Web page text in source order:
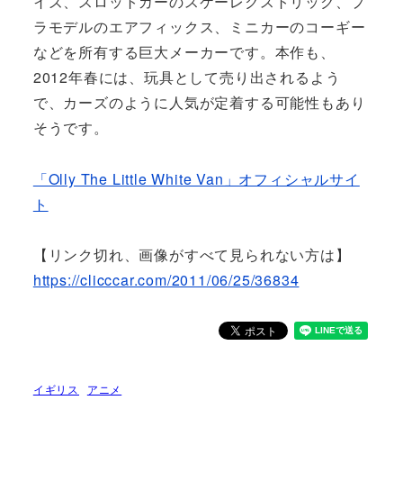
ラモデルのエアフィックス、ミニカーのコーギー
などを所有する巨大メーカーです。本作も、
2012年春には、玩具として売り出されるよう
で、カーズのように人気が定着する可能性もあり
そうです。
「Olly The Little White Van」オフィシャルサイ
ト
【リンク切れ、画像がすべて見られない方は】
https://clicccar.com/2011/06/25/36834
イギリス アニメ